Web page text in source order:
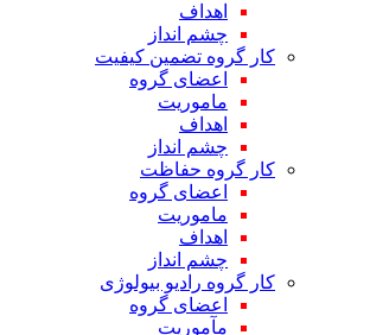
اهداف
چشم انداز
کار گروه تضمین کیفیت
اعضای گروه
ماموریت
اهداف
چشم انداز
کار گروه حفاظت
اعضای گروه
ماموریت
اهداف
چشم انداز
کار گروه رادیو بیولوژی
اعضای گروه
مآموریت